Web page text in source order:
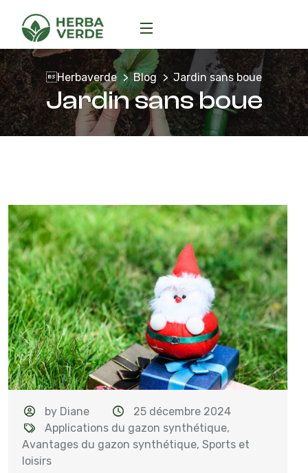
Herbaverde Blog Jardin sans boue
Jardin sans boue
by Diane
25 décembre 2024
Applications du gazon synthétique,
Avantages du gazon synthétique, Sports et
loisirs